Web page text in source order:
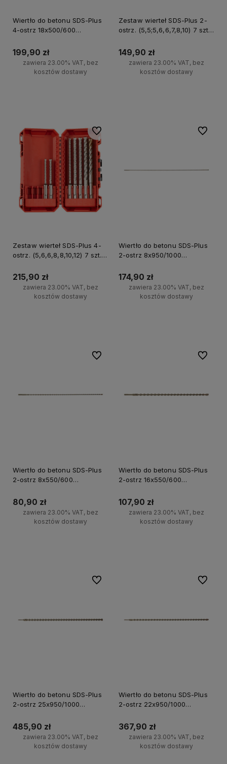
Wiertło do betonu SDS-Plus
4-ostrz 18x500/600
199,90 zł
zawiera 23.00% VAT, bez
kosztów dostawy
Zestaw wierteł SDS-Plus 2-
ostrz. (5,5;5,6,6,7,8,10) 7 szt.
149,90 zł
zawiera 23.00% VAT, bez
kosztów dostawy
Zestaw wierteł SDS-Plus 4-
ostrz. (5,6,6,8,8,10,12) 7 szt.
215,90 zł
zawiera 23.00% VAT, bez
kosztów dostawy
Do ulubionych
Wiertło do betonu SDS-Plus
2-ostrz 8x950/1000
174,90 zł
zawiera 23.00% VAT, bez
kosztów dostawy
Do
Wiertło do betonu SDS-Plus
2-ostrz 8x550/600
80,90 zł
zawiera 23.00% VAT, bez
kosztów dostawy
Do ulubionych
Wiertło do betonu SDS-Plus
2-ostrz 16x550/600
107,90 zł
zawiera 23.00% VAT, bez
kosztów dostawy
Do
Wiertło do betonu SDS-Plus
2-ostrz 25x950/1000
485,90 zł
zawiera 23.00% VAT, bez
kosztów dostawy
Do ulubionych
Wiertło do betonu SDS-Plus
2-ostrz 22x950/1000
367,90 zł
zawiera 23.00% VAT, bez
kosztów dostawy
Do